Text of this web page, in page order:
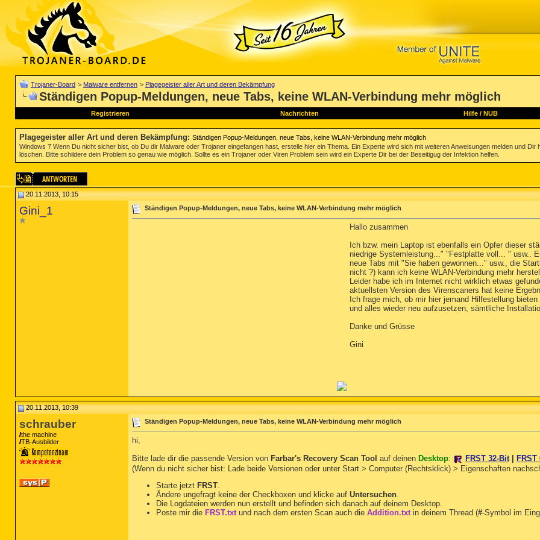
Trojaner-Board > Malware entfernen > Plagegeister aller Art und deren Bekämpfung
Ständigen Popup-Meldungen, neue Tabs, keine WLAN-Verbindung mehr möglich
Registrieren Nachrichten Hilfe/ NUB
Plagegeister aller Art und deren Bekämpfung: Ständigen Popup-Meldungen, neue Tabs, keine WLAN-Verbindung mehr möglich
Windows 7 Wenn Du nicht sicher bist, ob Du dir Malware oder Trojaner eingefangen hast, erstelle hier ein Thema. Ein Experte wird sich mit weiteren Anweisungen melden und
löschen. Bitte schildere dein Problem so genau wie möglich. Sollte es ein Trojaner oder Viren Problem sein wird ein Experte Dir bei der Beseitigug der Infektion helfen.
20.11.2013, 10:15
Gini_1 Ständigen Popup-Meldungen, neue Tabs, keine WLAN-Verbindung mehr möglich
Hallo zusammen
Ich bzw. mein Laptop ist ebenfalls ein Opfer dieser
niedrige Systemleistung..." "Festplatte voll... " usw..
neue Tabs mit "Sie haben gewonnen..." usw., die
nicht ?) kann ich keine WLAN-Verbindung mehr
Leider habe ich im Internet nicht wirklich etwas
aktuellsten Version des Virenscaners hat keine
Ich frage mich, ob mir hier jemand Hilfestellung
und alles wieder neu aufzusetzen, sämtliche
Danke und Grüsse
Gini
20.11.2013, 10:39
schrauber
the machine
TB-Ausbilder
Ständigen Popup-Meldungen, neue Tabs, keine WLAN-Verbindung mehr möglich
hi,
Bitte lade dir die passende Version von Farbar's Recovery Scan Tool auf deinen Desktop: FRST 32-Bit
FRST
(Wenn du nicht sicher bist: Lade beide Versionen oder unter Start > Computer (Rechtsklick) > Eigenschaften
Starte jetzt FRST.
Ändere ungefragt keine der Checkboxen und klicke auf Untersuchen.
Die Logdateien werden nun erstellt und befinden sich danach auf deinem Desktop.
Poste mir die FRST.txtund nach dem ersten Scan auch die Addition.txtin deinem Thread (#-Symbol im